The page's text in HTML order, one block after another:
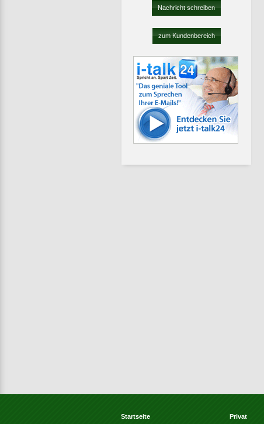
Nachricht schreiben
zum Kundenbereich
Startseite
Privat